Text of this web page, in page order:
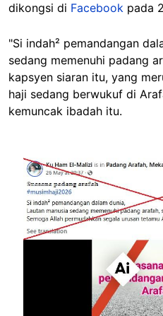
dikongsi di Facebook pada
"Si indah² pemandangan
sedang memenuhi padang
kapsyen siaran itu, yang
haji sedang berwukuf di
kemuncak ibadah itu.
Image